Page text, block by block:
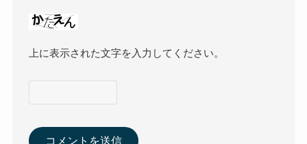
上に表示された文字を入力してください。